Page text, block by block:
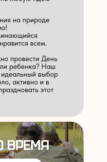
на природе
всем.
провести День
ребенка? Наш
выбор
активно и в
этот
ВРЕМЯ